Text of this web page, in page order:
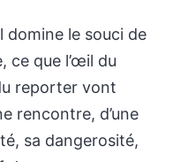
le souci de
ce que l’œil du
reporter vont
rencontre, d’une
sa dangerosité,